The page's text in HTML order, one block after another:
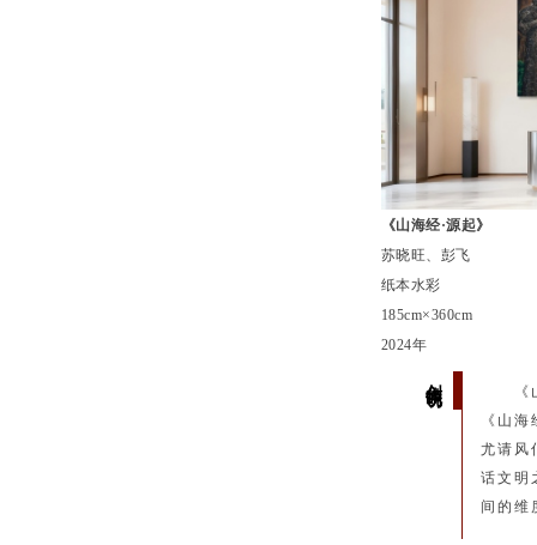
《山海经·源起》
苏晓旺、彭飞
纸本水彩
185cm×360cm
2024年
《山
尤请风
话文明
间的维